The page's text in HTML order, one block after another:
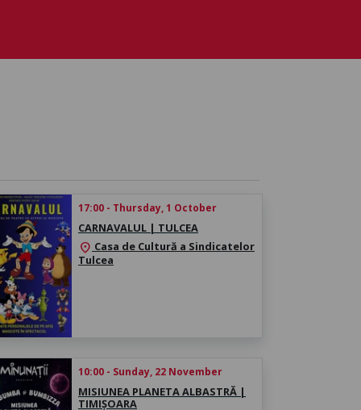
17:00 - Thursday, 1 October
CARNAVALUL | TULCEA
location_on Casa de Cultură a Sindicatelor
Tulcea
10:00 - Sunday, 22 November
MISIUNEA PLANETA ALBASTRĂ |
TIMIȘOARA